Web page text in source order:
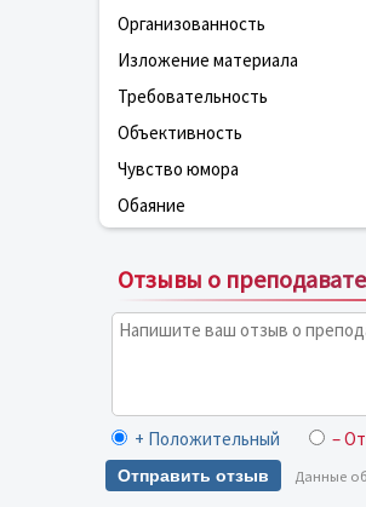
Организованность
Изложение материала
Требовательность
Объективность
Чувство юмора
Обаяние
Отзывы о
+ Положительный –
Отправить отзыв Данные